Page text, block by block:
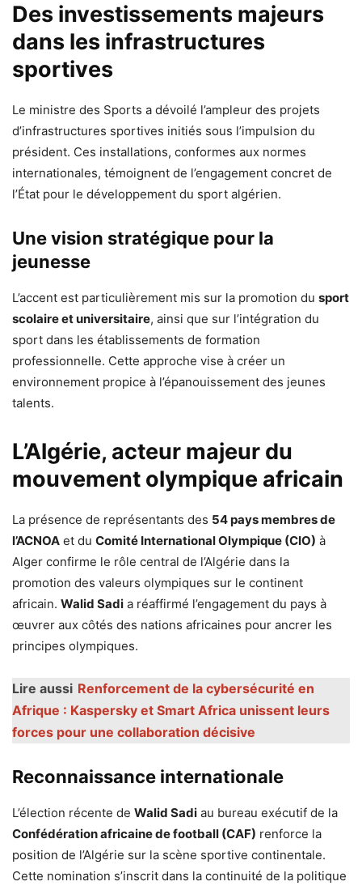
Des investissements majeurs
dans les infrastructures
sportives
Le ministre des Sports a dévoilé l’ampleur des projets
d’infrastructures sportives initiés sous l’impulsion du
président. Ces installations, conformes aux normes
internationales, témoignent de l’engagement concret de
l’État pour le développement du sport algérien.
Une vision stratégique pour la
jeunesse
L’accent est particulièrement mis sur la promotion du sport
scolaire et universitaire, ainsi que sur l’intégration du
sport dans les établissements de formation
professionnelle. Cette approche vise à créer un
environnement propice à l’épanouissement des jeunes
talents.
L’Algérie, acteur majeur du
mouvement olympique africain
La présence de représentants des 54 pays membres de
l’ACNOA et du Comité International Olympique (CIO) à
Alger confirme le rôle central de l’Algérie dans la
promotion des valeurs olympiques sur le continent
africain. Walid Sadi a réaffirmé l’engagement du pays à
œuvrer aux côtés des nations africaines pour ancrer les
principes olympiques.
Lire aussi Renforcement de la cybersécurité en
Afrique : Kaspersky et Smart Africa unissent leurs
forces pour une collaboration décisive
Reconnaissance internationale
L’élection récente de Walid Sadi au bureau exécutif de la
Confédération africaine de football (CAF) renforce la
position de l’Algérie sur la scène sportive continentale.
Cette nomination s’inscrit dans la continuité de la politique